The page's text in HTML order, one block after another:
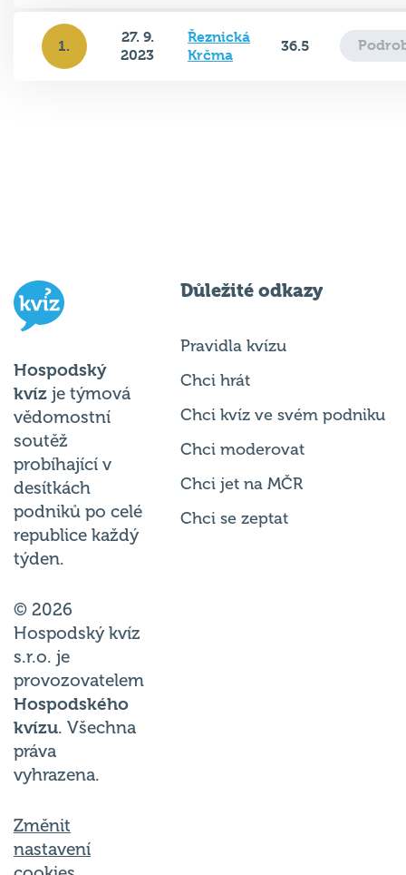
1.
27. 9.
2023
Řeznická
Krčma
36.5
Hospodský
kvíz je týmová
vědomostní
soutěž
probíhající v
desítkách
podniků po celé
republice každý
týden.
© 2026
Hospodský kvíz
s.r.o. je
provozovatelem
Hospodského
kvízu. Všechna
práva
vyhrazena.
Změnit
nastavení
Důležité odkazy
Pravidla kvízu
Chci hrát
Chci kvíz ve svém podniku
Chci moderovat
Chci jet na MČR
Chci se zeptat